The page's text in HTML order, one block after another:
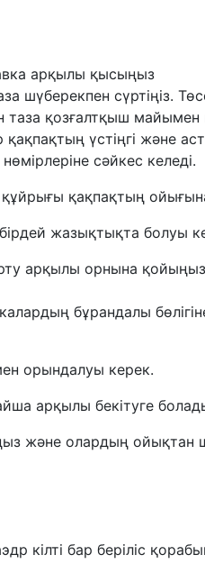
арқылы қысыңыз
шүберекпен сүртіңіз.
таза қозғалтқыш
үстіңгі және
сәйкес келеді.
қақпақтың
жазықтықта болуы
арқылы орнына
бұрандалы
орындалуы керек.
арқылы бекітуге
және олардың ойықтан
кілті бар беріліс